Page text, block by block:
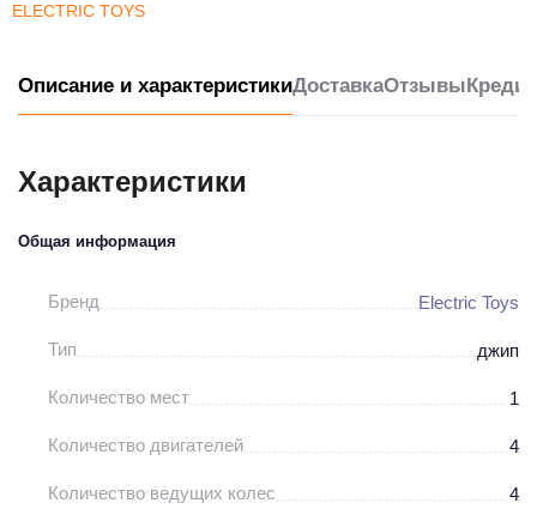
ELECTRIC TOYS
Описание и характеристикиДоставкаОтзывы
Характеристики
Общая информация
Бренд Electric Toys
Тип джип
Количество мест 1
Количество двигателей 4
Количество ведущих колес 4